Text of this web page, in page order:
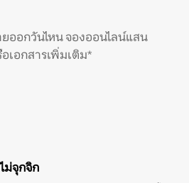
ยออกวันไหน จองออนไลน์แสน
เอกสารเพิ่มเติม*
ม่จุกจิก